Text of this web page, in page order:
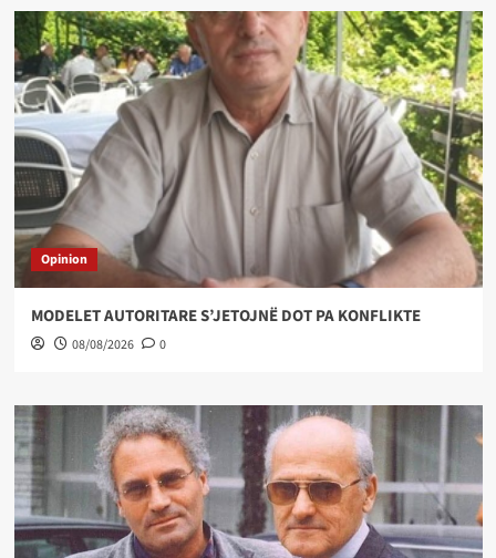
Opinion
MODELET AUTORITARE S’JETOJNË DOT PA KONFLIKTE
08/08/2026 0